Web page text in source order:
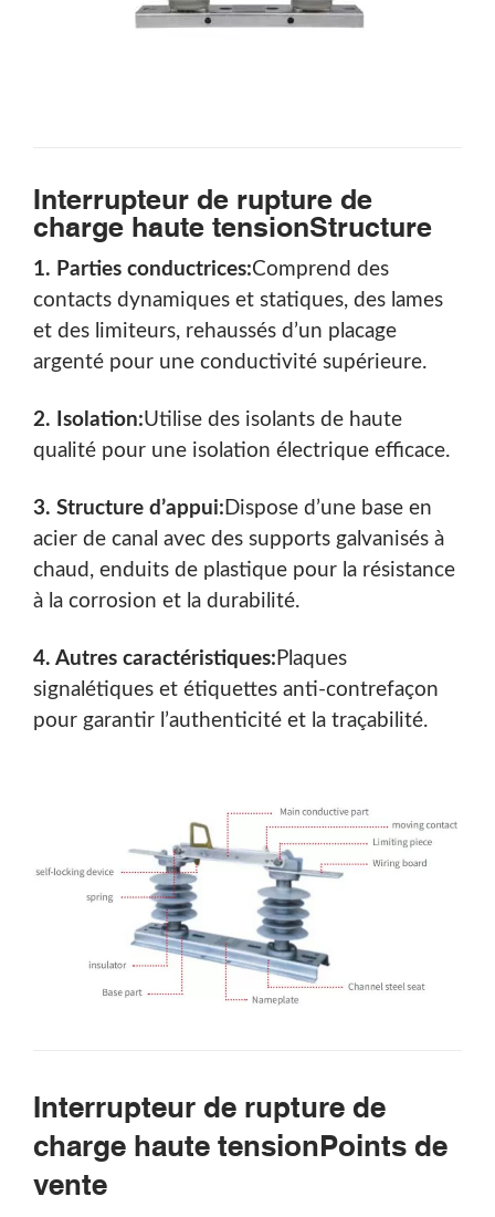
Interrupteur de rupture de
charge haute tensionStructure
1. Parties conductrices:Comprend des
contacts dynamiques et statiques, des lames
et des limiteurs, rehaussés d’un placage
argenté pour une conductivité supérieure.
2. Isolation:Utilise des isolants de haute
qualité pour une isolation électrique efficace.
3. Structure d’appui: Dispose d’une base en
acier de canal avec des supports galvanisés à
chaud, enduits de plastique pour la résistance
à la corrosion et la durabilité.
4. Autres caractéristiques: Plaques
signalétiques et étiquettes anti-contrefaçon
pour garantir l’authenticité et la traçabilité.
Interrupteur de rupture de
charge haute tensionPoints de
vente